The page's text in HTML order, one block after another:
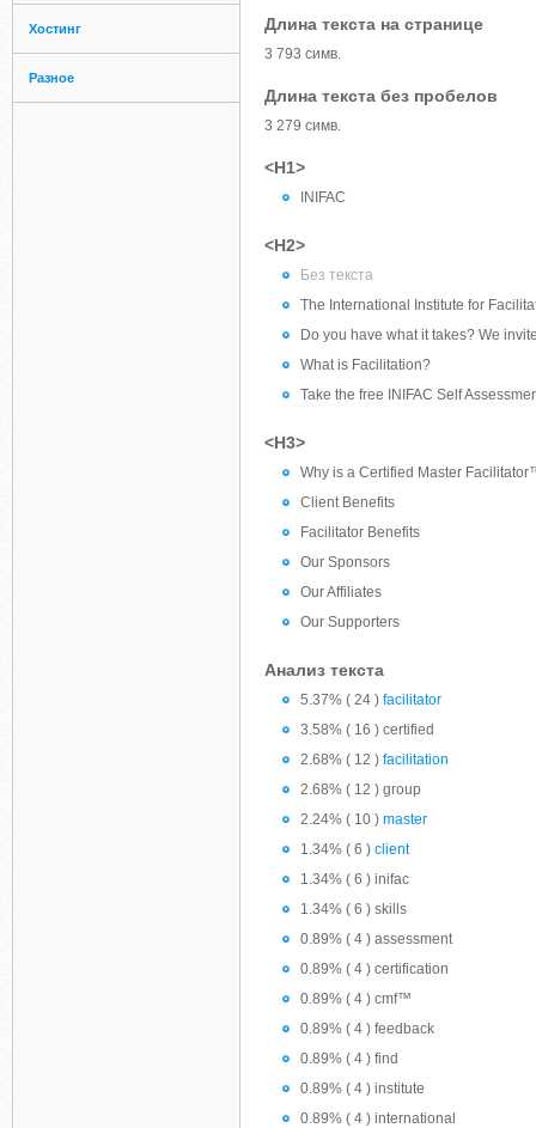
Хостинг
Разное
Длина текста на странице
3 793 симв.
Длина текста без пробелов
3 279 симв.
<H1>
INIFAC
<H2>
Без текста
The International Institute for
Do you have what it takes? We
What is Facilitation?
Take the free INIFAC Self
<H3>
Why is a Certified Master
Client Benefits
Facilitator Benefits
Our Sponsors
Our Affiliates
Our Supporters
Анализ текста
5.37% ( 24 ) facilitator
3.58% ( 16 ) certified
2.68% ( 12 ) facilitation
2.68% ( 12 ) group
2.24% ( 10 ) master
1.34% ( 6 ) client
1.34% ( 6 ) inifac
1.34% ( 6 ) skills
0.89% ( 4 ) assessment
0.89% ( 4 ) certification
0.89% ( 4 ) cmf™
0.89% ( 4 ) feedback
0.89% ( 4 ) find
0.89% ( 4 ) institute
0.89% ( 4 ) international